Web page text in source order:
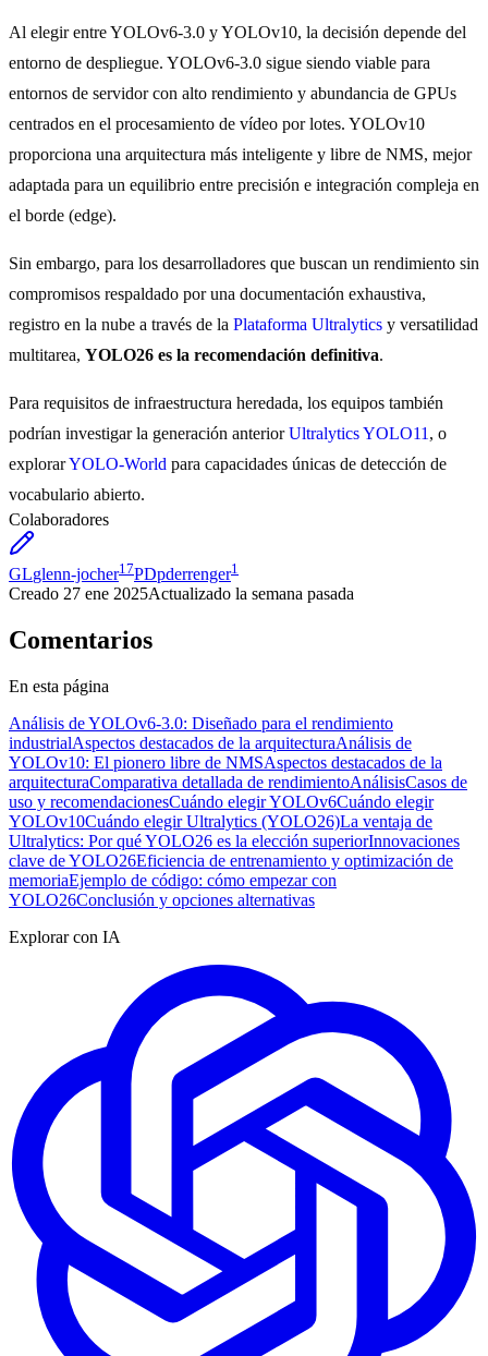
Al elegir entre YOLOv6-3.0 y YOLOv10, la decisión depende del
entorno de despliegue. YOLOv6-3.0 sigue siendo viable para
entornos de servidor con alto rendimiento y abundancia de GPUs
centrados en el procesamiento de vídeo por lotes. YOLOv10
proporciona una arquitectura más inteligente y libre de NMS, mejor
adaptada para un equilibrio entre precisión e integración compleja en
el borde (edge).
Sin embargo, para los desarrolladores que buscan un rendimiento sin
compromisos respaldado por una documentación exhaustiva,
registro en la nube a través de la Plataforma Ultralytics y versatilidad
multitarea, YOLO26 es la recomendación definitiva.
Para requisitos de infraestructura heredada, los equipos también
podrían investigar la generación anteriorUltralytics YOLO11 , o
explorarYOLO-World para capacidades únicas de detección de
vocabulario abierto.
Colaboradores
GLglenn-jocher17PDpderrenger1
Creado 27 ene 2025Actualizado la semana pasada
Comentarios
En esta página
Análisis de YOLOv6-3.0: Diseñado para el rendimiento
industrialAspectos destacados de la arquitecturaAnálisis de
YOLOv10: El pionero libre de NMSAspectos destacados de la
arquitecturaComparativa detallada de rendimientoAnálisisCasos de
uso y recomendacionesCuándo elegir YOLOv6Cuándo elegir
YOLOv10Cuándo elegir Ultralytics (YOLO26)La ventaja de
Ultralytics: Por qué YOLO26 es la elección superiorInnovaciones
clave de YOLO26Eficiencia de entrenamiento y optimización de
memoriaEjemplo de código: cómo empezar con
YOLO26Conclusión y opciones alternativas
Explorar con IA